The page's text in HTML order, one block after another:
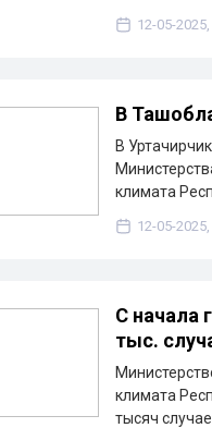
12-05-
В
В
климата
12-05-
С начала
тыс.
климата
тысяч